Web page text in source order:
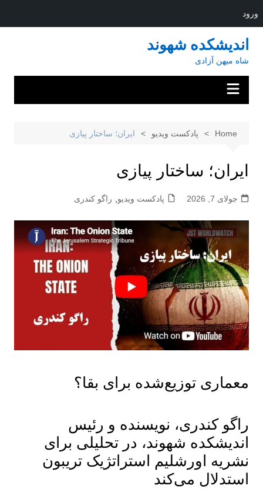
ورود
content
اندیشکده شهوند
شاه میهن آزادی
Home پادکست ویدیو ایران؛ ساختار پیازی
ایران؛ ساختار پیازی
جولای 7, 2026 پادکست ویدیو راگو کندری
معماری توزیع‌شده برای بقا؟
راگو کندری، نویسنده و رئیس
اندیشکده شهوند، در تحلیلی برای
نشریه اورشلیم استراتژیک تریبون
استدلال می‌کند